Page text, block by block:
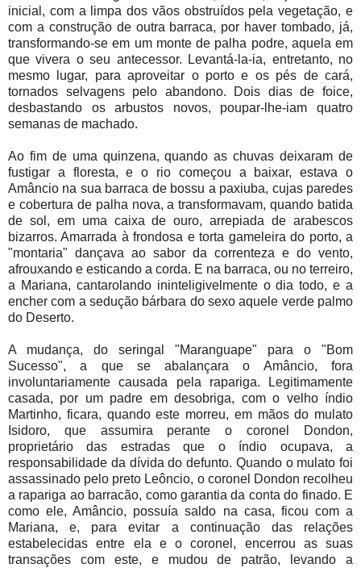
inicial, com a limpa dos vãos obstruídos pela vegetação, e
com a construção de outra barraca, por haver tombado, já,
transformando-se em um monte de palha podre, aquela em
que vivera o seu antecessor. Levantá-la-ia, entretanto, no
mesmo lugar, para aproveitar o porto e os pés de cará,
tornados selvagens pelo abandono. Dois dias de foice,
desbastando os arbustos novos, poupar-lhe-iam quatro
semanas de machado.
Ao fim de uma quinzena, quando as chuvas deixaram de
fustigar a floresta, e o rio começou a baixar, estava o
Amâncio na sua barraca de bossu a paxiuba, cujas paredes
e cobertura de palha nova, a transformavam, quando batida
de sol, em uma caixa de ouro, arrepiada de arabescos
bizarros. Amarrada à frondosa e torta gameleira do porto, a
"montaria" dançava ao sabor da correnteza e do vento,
afrouxando e esticando a corda. E na barraca, ou no terreiro,
a Mariana, cantarolando ininteligivelmente o dia todo, e a
encher com a sedução bárbara do sexo aquele verde palmo
do Deserto.
A mudança, do seringal "Maranguape" para o "Bom
Sucesso", a que se abalançara o Amâncio, fora
involuntariamente causada pela rapariga. Legitimamente
casada, por um padre em desobriga, com o velho índio
Martinho, ficara, quando este morreu, em mãos do mulato
Isidoro, que assumira perante o coronel Dondon,
proprietário das estradas que o índio ocupava, a
responsabilidade da dívida do defunto. Quando o mulato foi
assassinado pelo preto Leôncio, o coronel Dondon recolheu
a rapariga ao barracão, como garantia da conta do finado. E
como ele, Amâncio, possuía saldo na casa, ficou com a
Mariana, e, para evitar a continuação das relações
estabelecidas entre ela e o coronel, encerrou as suas
transações com este, e mudou de patrão, levando a